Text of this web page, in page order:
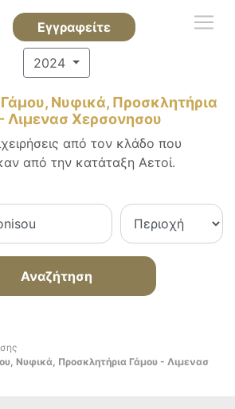
Εγγραφείτε
2024
Νυφικά, Προσκλητήρια
Λιμενασ Χερσονησου
από τον κλάδο που
από την κατάταξη Αετοί.
Αναζήτηση
Νυφικά, Προσκλητήρια Γάμου - Λιμενασ